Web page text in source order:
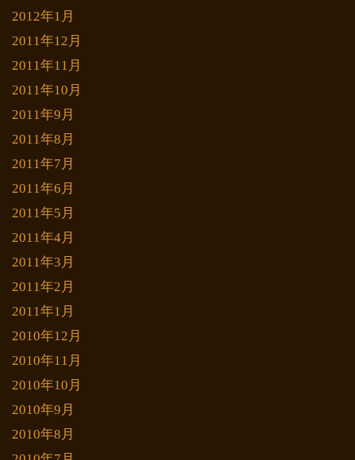
2012年1月
2011年12月
2011年11月
2011年10月
2011年9月
2011年8月
2011年7月
2011年6月
2011年5月
2011年4月
2011年3月
2011年2月
2011年1月
2010年12月
2010年11月
2010年10月
2010年9月
2010年8月